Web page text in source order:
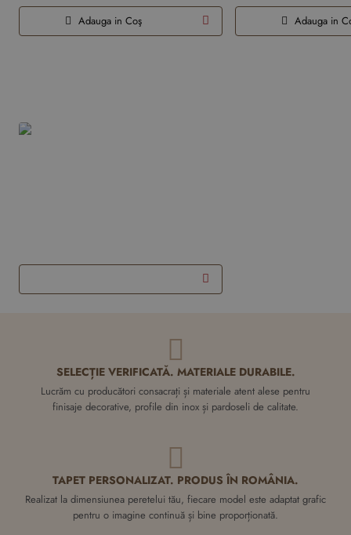
Adauga in Coş Adauga in
SELECȚIE VERIFICATĂ. MATERIALE DURABILE.
Lucrăm cu producători consacrați și materiale atent alese pentru
finisaje decorative, profile din inox și pardoseli de calitate.
TAPET PERSONALIZAT. PRODUS ÎN ROMÂNIA.
Realizat la dimensiunea peretelui tău, fiecare model este adaptat grafic
pentru o imagine continuă și bine proporționată.